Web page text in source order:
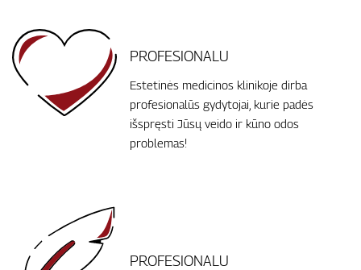
PROFESIONALU
Estetinės medicinos klinikoje dirba
profesionalūs gydytojai, kurie padės
išspręsti Jūsų veido ir kūno odos
problemas!
PROFESIONALU